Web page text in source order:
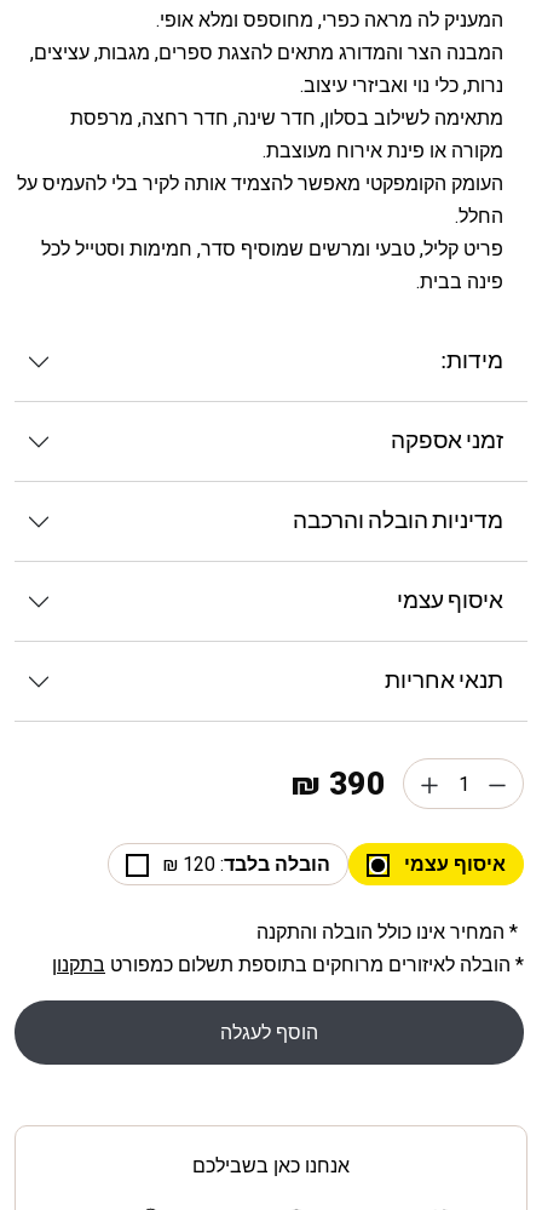
המעניק לה מראה כפרי, מחוספס ומלא אופי.
המבנה הצר והמדורג מתאים להצגת ספרים, מגבות, עציצים,
נרות, כלי נוי ואביזרי עיצוב.
מתאימה לשילוב בסלון, חדר שינה, חדר רחצה, מרפסת
מקורה או פינת אירוח מעוצבת.
העומק הקומפקטי מאפשר להצמיד אותה לקיר בלי להעמיס על
החלל.
פריט קליל, טבעי ומרשים שמוסיף סדר, חמימות וסטייל לכל
פינה בבית.
מידות:
זמני אספקה
מדיניות הובלה והרכבה
איסוף עצמי
תנאי אחריות
390 ₪
איסוף עצמי הובלה בלבד: 120 ₪
* המחיר אינו כולל הובלה והתקנה
* הובלה לאיזורים מרוחקים בתוספת תשלום כמפורט בתקנון
הוסף לעגלה
אנחנו כאן בשבילכם